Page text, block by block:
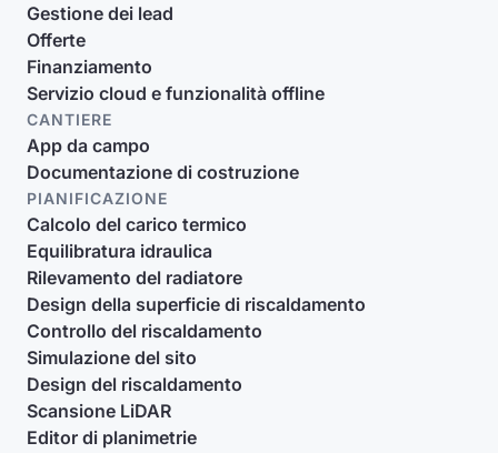
Gestione dei lead
Offerte
Finanziamento
Servizio cloud e funzionalità offline
CANTIERE
App da campo
Documentazione di costruzione
PIANIFICAZIONE
Calcolo del carico termico
Equilibratura idraulica
Rilevamento del radiatore
Design della superficie di riscaldamento
Controllo del riscaldamento
Simulazione del sito
Design del riscaldamento
Scansione LiDAR
Editor di planimetrie